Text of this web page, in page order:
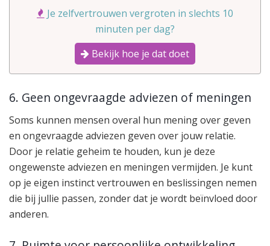
Je zelfvertrouwen vergroten in slechts 10
minuten per dag?
Bekijk hoe je dat doet
6. Geen ongevraagde adviezen of meningen
Soms kunnen mensen overal hun mening over geven
en ongevraagde adviezen geven over jouw relatie.
Door je relatie geheim te houden, kun je deze
ongewenste adviezen en meningen vermijden. Je kunt
op je eigen instinct vertrouwen en beslissingen nemen
die bij jullie passen, zonder dat je wordt beïnvloed door
anderen.